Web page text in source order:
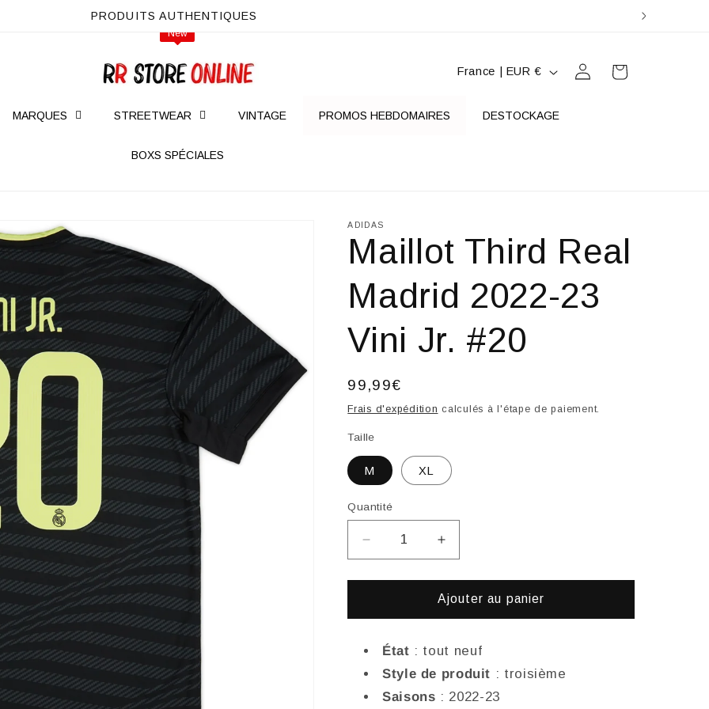
PRODUITS AUTHENTIQUES
MARQUES STREETWEAR VINTAGE
New
PROMOS HEBDOMAIRES
NEW
DESTOCKAGE
BOXS SPÉCIALES
New
P
y
g
o
France | EUR € ConnexionPanier
ADIDAS
Maillot Third Real
Madrid 2022-23
Vini Jr. #20
Prix
habituel
99,99€
Frais d'expédition calculés à l'étape de paiement.
Taille
M XL
Quantité
Réduire
la
quantité
Maillot
Real
Madrid
2022-
23
Augmenter
la
quantité
de
Maillot
Real
Madrid
2022-
23
Ajouter au panier
État : tout neuf
Style de produit : troisième
Saisons : 2022-23